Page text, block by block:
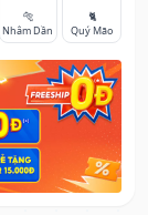
🐅
Nhâm Dần
🐈
Quý Mão